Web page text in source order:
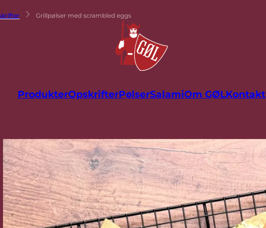
Grillpølser med scrambled eggs
ProdukterOpskrifterPølserSalamiOm GØLKontakt